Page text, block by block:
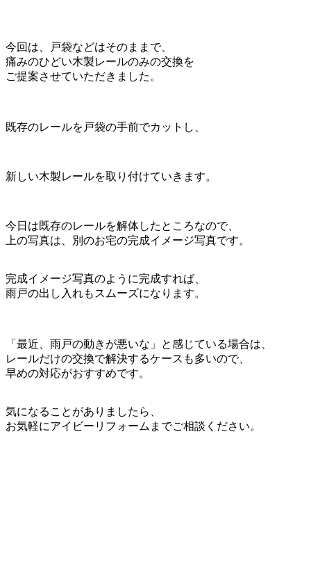
今回は、戸袋などはそのままで、
痛みのひどい木製レールのみの交換を
ご提案させていただきました。
既存のレールを戸袋の手前でカットし、
新しい木製レールを取り付けていきます。
今日は既存のレールを解体したところなので、
上の写真は、別のお宅の完成イメージ写真です。
完成イメージ写真のように完成すれば、
雨戸の出し入れもスムーズになります。
「最近、雨戸の動きが悪いな」と感じている場合は、
レールだけの交換で解決するケースも多いので、
早めの対応がおすすめです。
気になることがありましたら、
お気軽にアイビーリフォームまでご相談ください。